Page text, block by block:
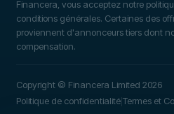
Financera, vous acceptez notre
conditions générales. Certaines des
proviennent d'annonceurs tiers dont
compensation.
Copyright © Financera Limited 2026
Politique de confidentialité |Termes et